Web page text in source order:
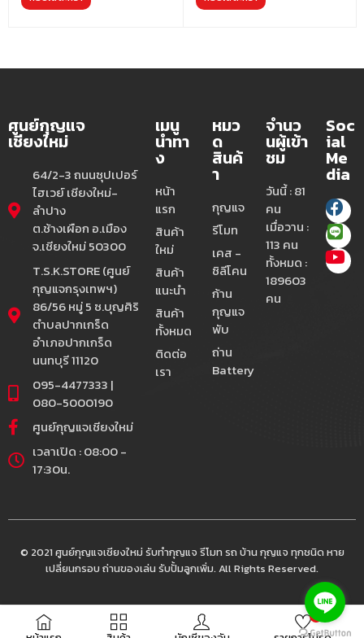
0
ศูนย์กุญแจ
เชียงใหม่
64/2-3 ถนนซุปเปอร์
ไฮเวย์ เชียงใหม่-
ลำปาง
ต.ช้างเผือก อ.เมือง
จ.เชียงใหม่ 50300
T.S.K.STORE (ศูนย์
กุญแจกรุงเทพฯ)
86/56 หมู่ 5 ซ.บุญศิริ
ตำบลปากเกร็ด
อำเภอปากเกร็ด
นนทบุรี 11120
095-4477333 |
080-5000190
ศูนย์กุญแจเชียงใหม่
เวลาเปิด : 08:00 -
17:30น.
เมนู
นำทา
ง
หน้า
แรก
สินค้า
ใหม่
สินค้า
แนะนำ
สินค้า
ทั้งหมด
ติดต่อ
เรา
หมว
ด
สินค้
า
กุญแจ
รีโมท
เคส -
ซิลีโคน
ก้าน
กุญแจ
พับ
ถ่าน
Battery
จำนว
นผู้เข้า
ชม
วันนี้ : 81
คน
เมื่อวาน :
113 คน
ทั้งหมด :
189603
คน
Soc
ial
Me
dia
© 2021 ศูนย์กุญแจเชียงใหม่ รับทำกุญแจ รีโมท รถ บ้าน กุญแจ ทุกชนิด หาย
เปลี่ยนกรอบ ถ่านของเล่น รับปั้มลูกเพิ่ม. All Rights Reserved.